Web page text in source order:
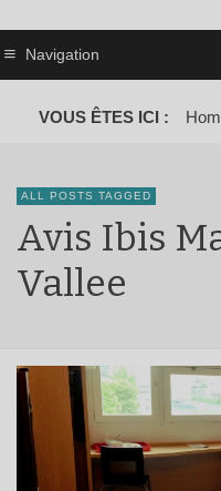
Navigation
VOUS ÊTES ICI :
ALL POSTS TAGGED
Avis Ibis
Vallee